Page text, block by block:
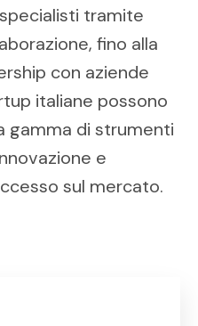
tramite
fino alla
con aziende
italiane possono
gamma di strumenti
e
sul mercato.